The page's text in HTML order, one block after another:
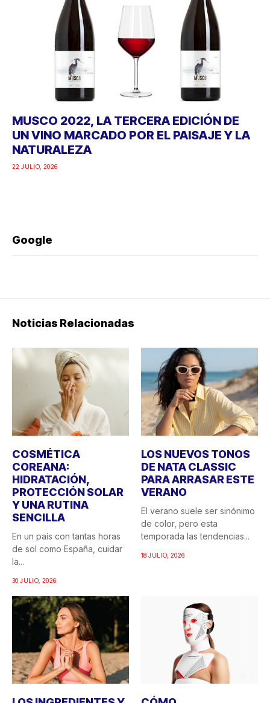
MUSCO 2022, LA TERCERA EDICIÓN DE
UN VINO MARCADO POR EL PAISAJE Y LA
NATURALEZA
22 JULIO, 2026
Google
Noticias Relacionadas
COSMÉTICA
COREANA:
HIDRATACIÓN,
PROTECCIÓN SOLAR
Y UNA RUTINA
SENCILLA
En un país con tantas horas
de sol como España, cuidar
la...
30 JULIO, 2026
LOS NUEVOS TONOS
DE NATA CLASSIC
PARA ARRASAR ESTE
VERANO
El verano suele ser sinónimo
de color, pero esta
temporada las tendencias...
18 JULIO, 2026